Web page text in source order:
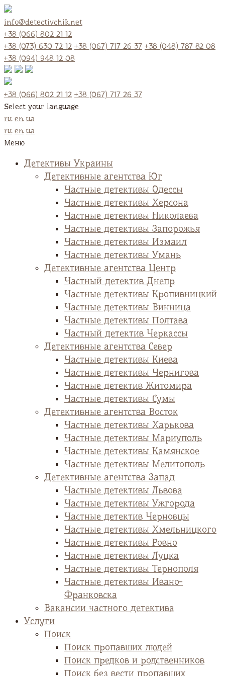
info@detectivchik.net
+38 (066) 802 21 12
+38 (073) 630 72 12 +38 (067) 717 26 37 +38 (048) 787 82 08
+38 (094) 948 12 08
+38 (066) 802 21 12 +38 (067) 717 26 37
Select your language
ru en ua
ru en ua
Меню
Детективы Украины
Детективные агентства Юг
Частные детективы Одессы
Частные детективы Херсона
Частные детективы Николаева
Частные детективы Запорожья
Частные детективы Измаил
Частные детективы Умань
Детективные агентства Центр
Частный детектив Днепр
Частные детективы Кропивницкий
Частные детективы Винница
Частные детективы Полтава
Частный детектив Черкассы
Детективные агентства Север
Частные детективы Киева
Частные детективы Чернигова
Частные детектив Житомира
Частные детективы Сумы
Детективные агентства Восток
Частные детективы Харькова
Частные детективы Мариуполь
Частные детективы Камянское
Частные детективы Мелитополь
Детективные агентства Запад
Частные детективы Львова
Частные детективы Ужгорода
Частные детектив Черновцы
Частные детективы Хмельницкого
Частные детективы Ровно
Частные детективы Луцка
Частные детективы Тернополя
Частные детективы Ивано-
Франковска
Вакансии частного детектива
Услуги
Поиск
Поиск пропавших людей
Поиск предков и родственников
Поиск без вести пропавших